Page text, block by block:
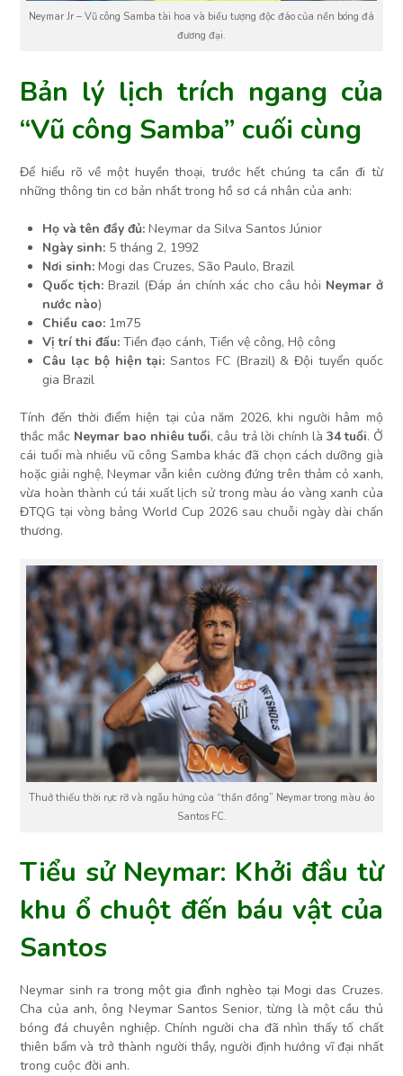
Neymar Jr – Vũ công Samba tài hoa và biểu tượng độc đáo của nền bóng đá
đương đại.
Bản lý lịch trích ngang của
“Vũ công Samba” cuối cùng
Để hiểu rõ về một huyền thoại, trước hết chúng ta cần đi từ
những thông tin cơ bản nhất trong hồ sơ cá nhân của anh:
Họ và tên đầy đủ: Neymar da Silva Santos Júnior
Ngày sinh: 5 tháng 2, 1992
Nơi sinh: Mogi das Cruzes, São Paulo, Brazil
Quốc tịch: Brazil (Đáp án chính xác cho câu hỏi Neymar ở
nước nào)
Chiều cao: 1m75
Vị trí thi đấu: Tiền đạo cánh, Tiền vệ công, Hộ công
Câu lạc bộ hiện tại: Santos FC (Brazil) & Đội tuyển quốc
gia Brazil
Tính đến thời điểm hiện tại của năm 2026, khi người hâm mộ
thắc mắc Neymar bao nhiêu tuổi, câu trả lời chính là 34 tuổi. Ở
cái tuổi mà nhiều vũ công Samba khác đã chọn cách dưỡng già
hoặc giải nghệ, Neymar vẫn kiên cường đứng trên thảm cỏ xanh,
vừa hoàn thành cú tái xuất lịch sử trong màu áo vàng xanh của
ĐTQG tại vòng bảng World Cup 2026 sau chuỗi ngày dài chấn
thương.
Thuở thiếu thời rực rỡ và ngẫu hứng của “thần đồng” Neymar trong màu áo
Santos FC.
Tiểu sử Neymar: Khởi đầu từ
khu ổ chuột đến báu vật của
Santos
Neymar sinh ra trong một gia đình nghèo tại Mogi das Cruzes.
Cha của anh, ông Neymar Santos Senior, từng là một cầu thủ
bóng đá chuyên nghiệp. Chính người cha đã nhìn thấy tố chất
thiên bẩm và trở thành người thầy, người định hướng vĩ đại nhất
trong cuộc đời anh.